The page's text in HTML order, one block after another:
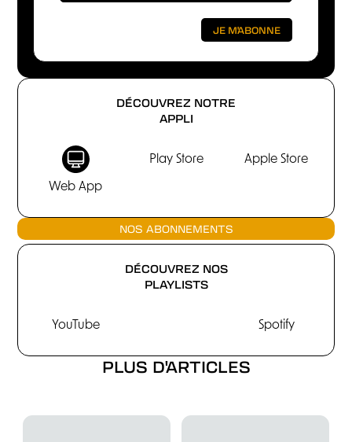
DÉCOUVREZ NOTRE
APPLI
Web App
Play Store Apple Store
NOS ABONNEMENTS
DÉCOUVREZ NOS
PLAYLISTS
YouTube Spotify
PLUS D'ARTICLES